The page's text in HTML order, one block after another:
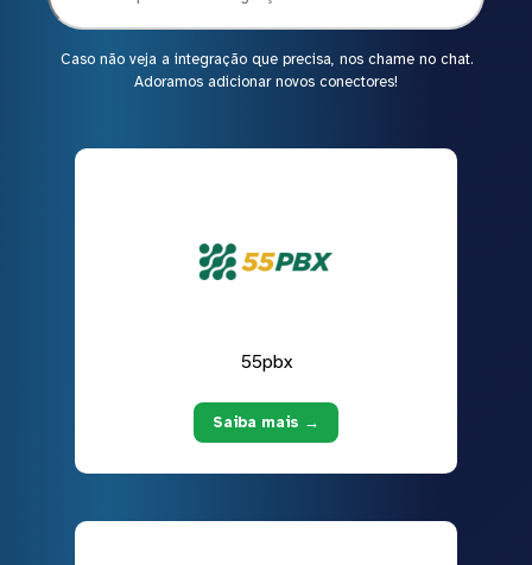
Caso não veja a integração que precisa, nos chame no chat.
Adoramos adicionar novos conectores!
55pbx
Saiba mais →